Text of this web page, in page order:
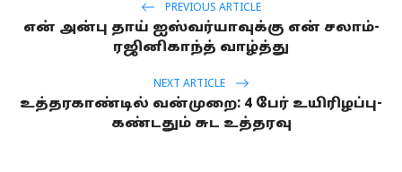
PREVIOUS ARTICLE
என் அன்பு தாய் ஐஸ்வர்யாவுக்கு என் சலாம்-
ரஜினிகாந்த் வாழ்த்து
NEXT ARTICLE
உத்தரகாண்டில் வன்முறை: 4 பேர் உயிரிழப்பு-
கண்டதும் சுட உத்தரவு